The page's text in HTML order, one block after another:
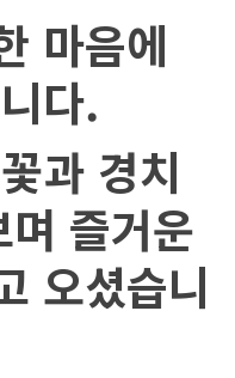
마음에
다.
과 경치
즐거운
오셨습니